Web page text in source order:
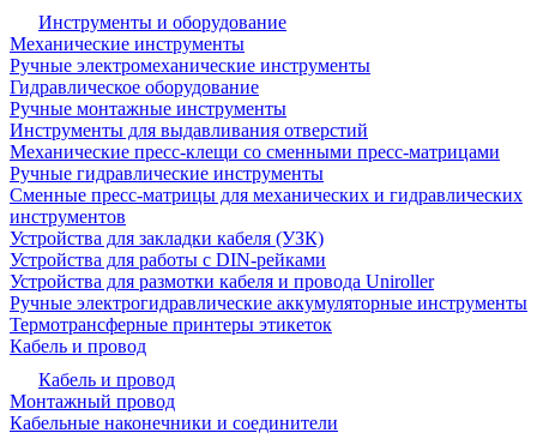
Инструменты и оборудование
Механические инструменты
Ручные электромеханические инструменты
Гидравлическое оборудование
Ручные монтажные инструменты
Инструменты для выдавливания отверстий
Механические пресс-клещи со сменными пресс-матрицами
Ручные гидравлические инструменты
Сменные пресс-матрицы для механических и гидравлических
инструментов
Устройства для закладки кабеля (УЗК)
Устройства для работы с DIN-рейками
Устройства для размотки кабеля и провода Uniroller
Ручные электрогидравлические аккумуляторные инструменты
Термотрансферные принтеры этикеток
Кабель и провод
Кабель и провод
Монтажный провод
Кабельные наконечники и соединители